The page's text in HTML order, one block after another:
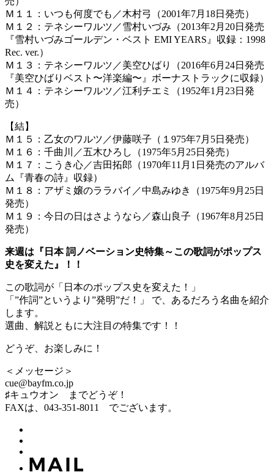
Ｍ１１：いつも何度でも／木村弓（2001年7月18日発売）
Ｍ１２：テネシーワルツ／雪村いづみ（2013年2月20日発売
『雪村いづみゴールデン・ベスト EMI YEARS』収録：1998
Rec. ver.）
Ｍ１３：テネシーワルツ／美空ひばり（2016年6月24日発売
『美空ひばりベスト〜洋楽編〜』ボーナストラックに収録）
Ｍ１４：テネシーワルツ／江利チエミ（1952年1月23日発
売）
【結】
Ｍ１５：乙女のワルツ／伊藤咲子（１975年7月5日発売）
Ｍ１６：千曲川／五木ひろし（1975年5月25日発売）
Ｍ１７：こうき心／吉田拓郎（1970年11月1日発売のアルバ
ム『青春の詩』収録）
Ｍ１８：アザミ嬢のララバイ／中島みゆき（1975年9月25日
発売）
Ｍ１９：今日の日はさようなら／森山良子（1967年8月25日
発売）
来週は『日本 詞ノベーション史特集～この歌詞がポップス
史を変えた』！！
この歌詞が「日本のポップス史を変えた！」
「”作詞”というより”発明”だ！」 で、あるだろう名曲を紹介
します。
選曲、解説ともに大注目の特集です！！
どうぞ、お楽しみに！
＜メッセージ＞
cue@bayfm.co.jp
♯キュウオン までどうぞ！
FAXは、043-351-8011 でございます。